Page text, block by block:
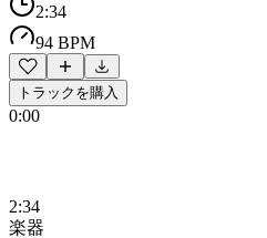
2:34
94 BPM
トラックを購入
0:00
2:34
楽器